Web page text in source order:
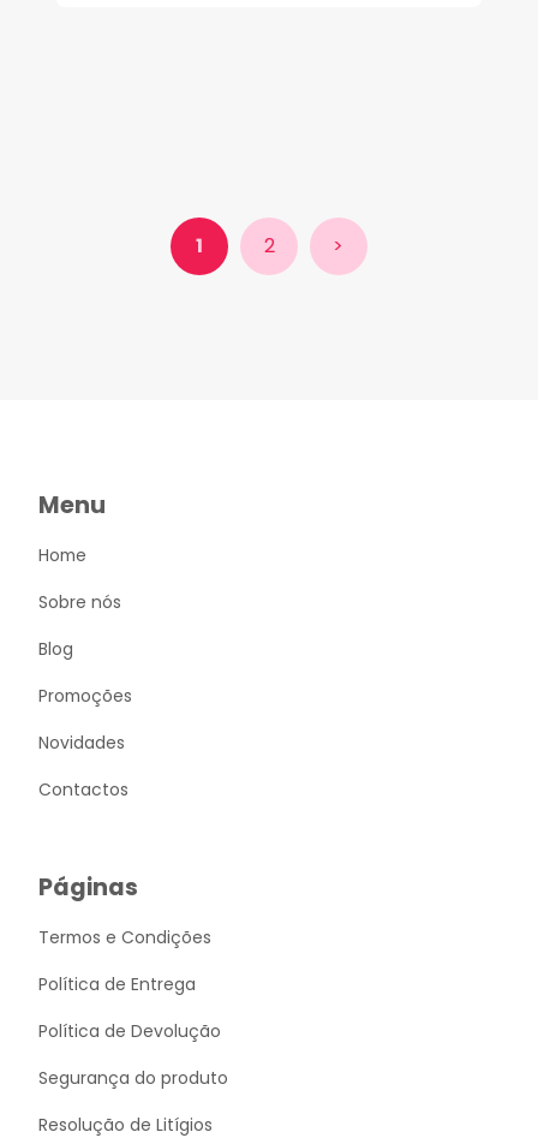
1 2 >
Menu
Home
Sobre nós
Blog
Promoções
Novidades
Contactos
Páginas
Termos e Condições
Política de Entrega
Política de Devolução
Segurança do produto
Resolução de Litígios